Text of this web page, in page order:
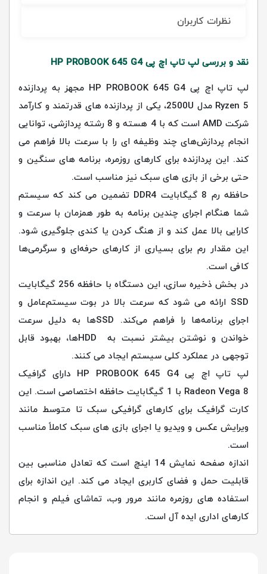
نظرات کاربران
نقد و بررسی لپ تاپ اچ پی HP PROBOOK 645 G4
لپ تاپ اچ پی HP PROBOOK 645 G4 مجهز به پردازنده
Ryzen 5 مدل 2500U، یکی از پردازنده‌ های قدرتمند و کارآمد
شرکت AMD است که با 4 هسته و 8 رشته پردازشی، توانایی
انجام پردازش‌های چند وظیفه ‌ای را با سرعت بالا فراهم می‌
کند. این پردازنده برای کارهای روزمره، برنامه‌ های سنگین و
حتی برخی از بازی ‌های سبک نیز مناسب است.
حافظه رم 8 گیگابایت DDR4 تضمین می‌ کند که سیستم
شما هنگام اجرای چندین برنامه به طور همزمان با سرعت و
کارایی بالا عمل کند و از هنگ کردن یا کندی جلوگیری شود.
این مقدار رم برای بسیاری از کارهای حرفه‌ای و سرگرمی‌ها
کافی است.
در بخش ذخیره ‌سازی، این دستگاه با حافظه 256 گیگابایت
SSD ارائه می ‌شود که سرعت بالا در بوت سیستم‌عامل و
اجرای برنامه‌ها را فراهم می‌کند. SSD‌ها به دلیل سرعت
خواندن و نوشتن بیشتر نسبت به HDD‌ها، بهبود قابل
توجهی در عملکرد کلی سیستم ایجاد می‌ کنند.
لپ تاپ اچ پی HP PROBOOK 645 G4 دارای گرافیک
Radeon Vega 8 با 1 گیگابایت حافظه اختصاصی است. این
کارت گرافیک برای کارهای گرافیکی سبک تا متوسط مانند
ویرایش عکس و ویدیو یا اجرای بازی‌ های سبک کاملاً مناسب
است.
اندازه صفحه نمایش 14 اینچ است که تعادل مناسبی بین
قابلیت حمل و فضای کاربری ایجاد می ‌کند. این اندازه برای
استفاده ‌های روزمره مانند مرور وب، تماشای فیلم و انجام
کارهای اداری ایده ‌آل است.